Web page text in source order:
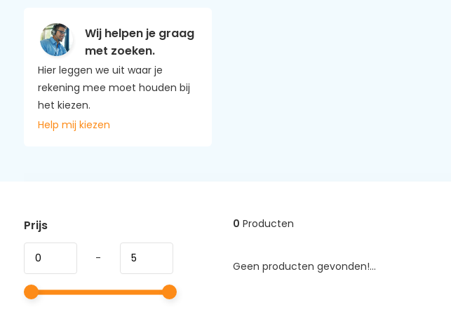
Wij helpen je graag
met zoeken.
Hier leggen we uit waar je
rekening mee moet houden bij
het kiezen.
Help mij kiezen
Prijs
-
0 Producten
Geen producten gevonden!...